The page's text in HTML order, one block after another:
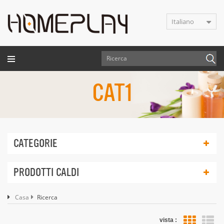
Italiano
CAT1
CATEGORIE
PRODOTTI CALDI
Casa Ricerca
vista :